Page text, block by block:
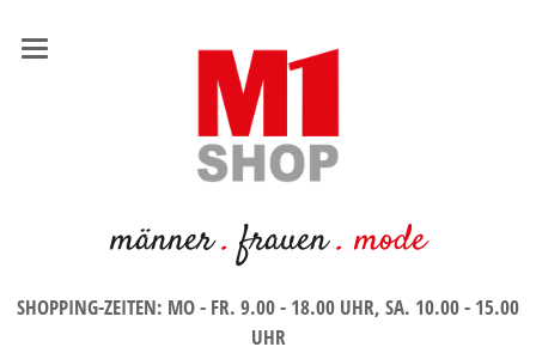
männer. frauen. mode
SHOPPING-ZEITEN: MO - FR. 9.00 - 18.00 UHR, SA. 10.00 - 15.00
UHR